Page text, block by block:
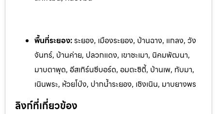
พื้นที่ระยอง:ระยอง, เมืองระยอง, บ้านฉาง, แกลง, วัง
จันทร์, บ้านค่าย, ปลวกแดง, เขาชะเมา, นิคมพัฒนา,
มาบตาพุด, อีสเทิร์นซีบอร์ด, อมตะซิตี้, บ้านเพ, ทับมา,
เนินพระ, ห้วยโป่ง, ปากน้ำระยอง, เชิงเนิน, มาบยางพร
ลิงก์ที่เกี่ยวข้อง